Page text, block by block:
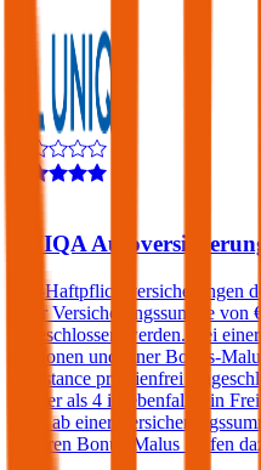
UNIQA Autoversicherung
Kfz-Haftpflichtversicherungen
einer Versicherungssumme
abgeschlossen werden. Bei
Millionen und einer Bonus-
Assistance prämienfrei
kleiner als 4 ist ebenfalls ein
kann ab einer
höheren Bonus-Malus Stufen